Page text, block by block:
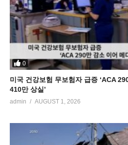
0
미국 건강보험 무보험자 급증 ‘ACA
410만 상실’
admin AUGUST 1, 2026